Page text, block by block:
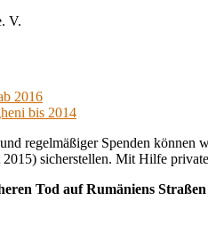
2016
bis 2014
regelmäßiger Spenden
sicherstellen. Mit Hilfe
Tod auf Rumäniens